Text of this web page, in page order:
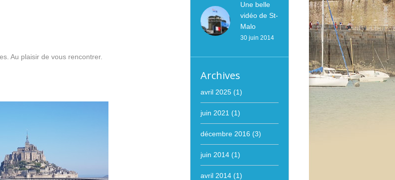
Au plaisir de vous rencontrer.
Une belle
vidéo de St-
Malo
30 juin 2014
Archives
avril 2025(1)
juin 2021 (1)
décembre 2016 (3)
juin 2014(1)
avril 2014(1)